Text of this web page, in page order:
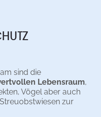
sind die
Lebensraum,
Vögel aber auch
zur